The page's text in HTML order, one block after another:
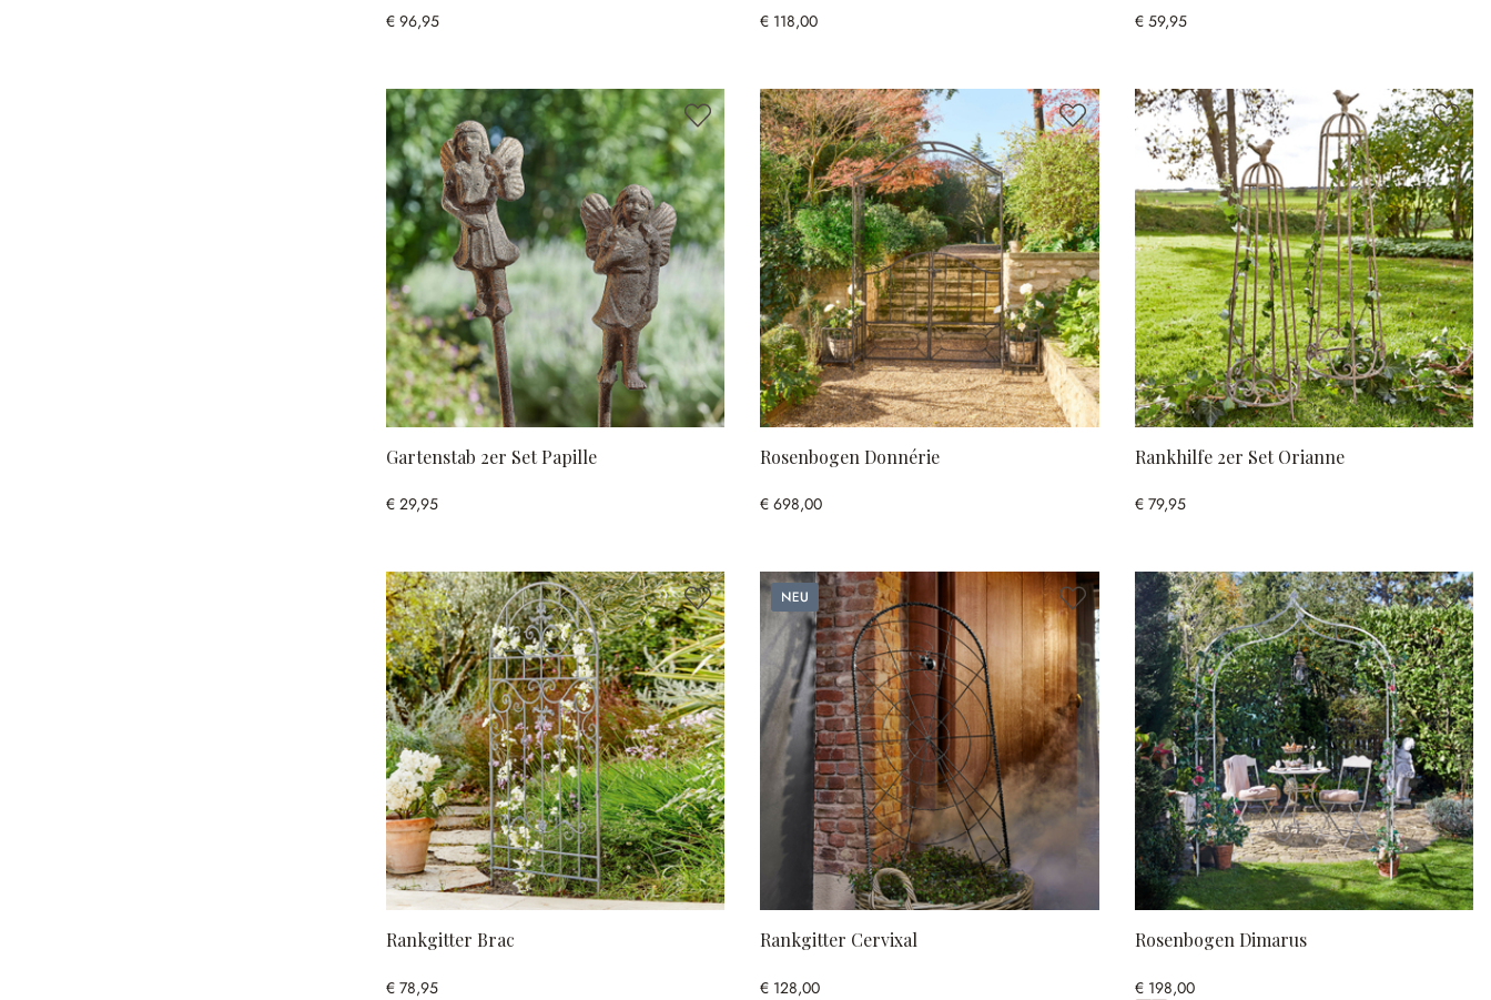
€ 96,95 € 118,00 € 59,95
Gartenstab 2er Set Papille
€ 29,95
Rosenbogen Donnérie
€ 698,00
Rankhilfe 2er Set Orianne
€ 79,95
Rankgitter Brac
€ 78,95
Neu
Rankgitter Cervixal
€ 128,00
Rosenbogen Dimarus
€ 198,00